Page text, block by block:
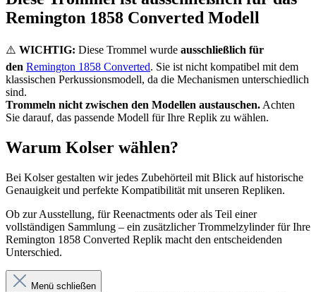
Remington 1858 Converted Modell
⚠️ WICHTIG: Diese Trommel wurde ausschließlich für
den Remington 1858 Converted. Sie ist nicht kompatibel mit dem
klassischen Perkussionsmodell, da die Mechanismen unterschiedlich
sind.
Trommeln nicht zwischen den Modellen austauschen. Achten
Sie darauf, das passende Modell für Ihre Replik zu wählen.
Warum Kolser wählen?
Bei Kolser gestalten wir jedes Zubehörteil mit Blick auf historische
Genauigkeit und perfekte Kompatibilität mit unseren Repliken.
Ob zur Ausstellung, für Reenactments oder als Teil einer
vollständigen Sammlung – ein zusätzlicher Trommelzylinder für Ihre
Remington 1858 Converted Replik macht den entscheidenden
Unterschied.
Menü schließen